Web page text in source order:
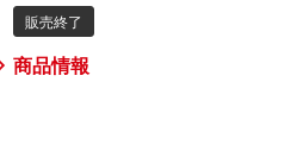
商品情報